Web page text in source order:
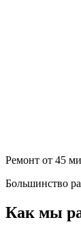
Ремонт от 45
Большинство
Как мы